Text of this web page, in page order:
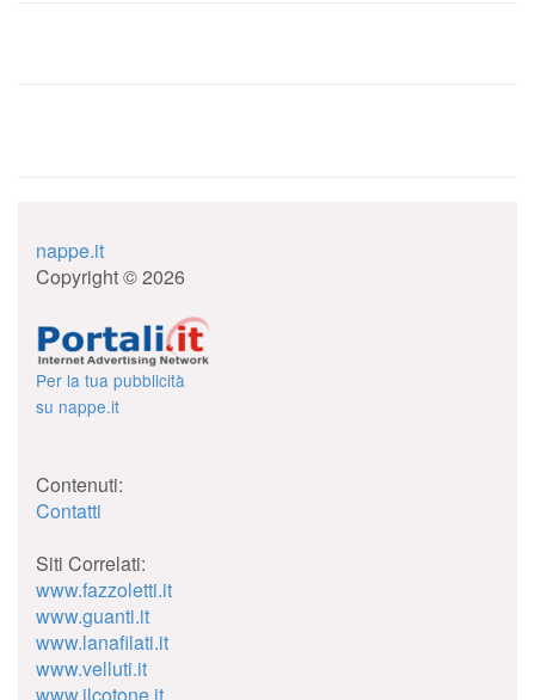
nappe.it
Copyright © 2026
Per la tua pubblicità
su nappe.it
Contenuti:
Contatti
Siti Correlati:
www.fazzoletti.it
www.guanti.it
www.lanafilati.it
www.velluti.it